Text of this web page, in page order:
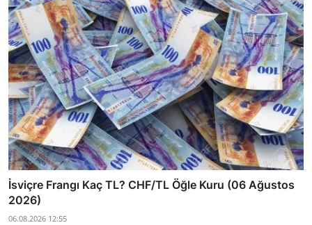
İsviçre Frangı Kaç TL? CHF/TL Öğle Kuru (06 Ağustos
2026)
06.08.2026 12:55